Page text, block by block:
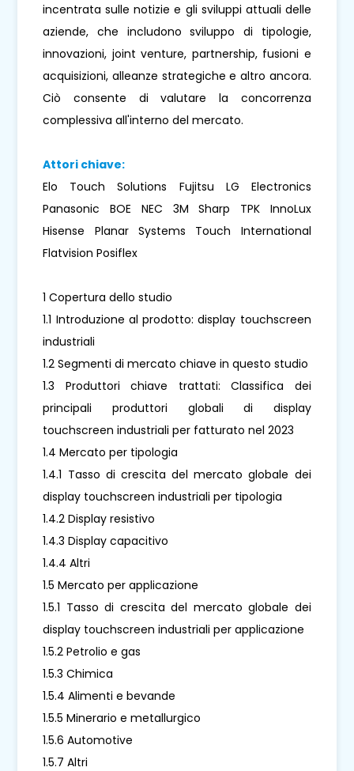
incentrata sulle notizie e gli sviluppi attuali delle
aziende, che includono sviluppo di tipologie,
innovazioni, joint venture, partnership, fusioni e
acquisizioni, alleanze strategiche e altro ancora.
Ciò consente di valutare la concorrenza
complessiva all'interno del mercato.
Attori chiave:
Elo Touch Solutions Fujitsu LG Electronics
Panasonic BOE NEC 3M Sharp TPK InnoLux
Hisense Planar Systems Touch International
Flatvision Posiflex
1 Copertura dello studio
1.1 Introduzione al prodotto: display touchscreen
industriali
1.2 Segmenti di mercato chiave in questo studio
1.3 Produttori chiave trattati: Classifica dei
principali produttori globali di display
touchscreen industriali per fatturato nel 2023
1.4 Mercato per tipologia
1.4.1 Tasso di crescita del mercato globale dei
display touchscreen industriali per tipologia
1.4.2 Display resistivo
1.4.3 Display capacitivo
1.4.4 Altri
1.5 Mercato per applicazione
1.5.1 Tasso di crescita del mercato globale dei
display touchscreen industriali per applicazione
1.5.2 Petrolio e gas
1.5.3 Chimica
1.5.4 Alimenti e bevande
1.5.5 Minerario e metallurgico
1.5.6 Automotive
1.5.7 Altri